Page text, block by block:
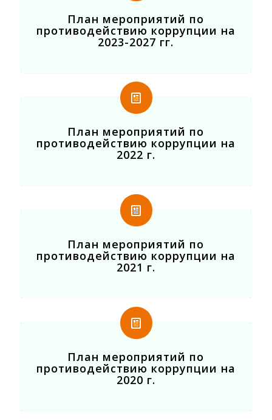
План мероприятий по
противодействию коррупции на
2023-2027 гг.
План мероприятий по
противодействию коррупции на
2022 г.
План мероприятий по
противодействию коррупции на
2021 г.
План мероприятий по
противодействию коррупции на
2020 г.